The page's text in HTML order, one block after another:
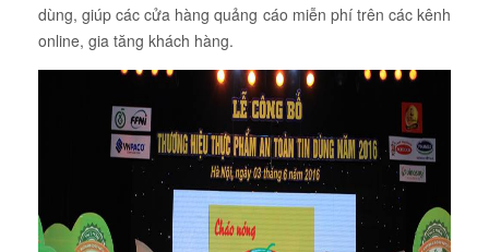
dùng, giúp các cửa hàng quảng cáo miễn phí trên các kênh
online, gia tăng khách hàng.